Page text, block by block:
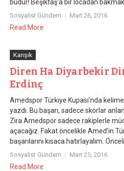
budur! Beşiktaş’a bir locadan bakmak
Sosyalist Gündem Mart 26, 2016
Read More
Karışık
Diren Ha Diyarbekir
Erdinç
Amedspor Türkiye Kupası’nda
yazdı. Bu başarı, sadece skorlar
Zira Amedspor sadece rakiplerle
açacağız. Fakat öncelikle Amed’in
başarılarını kısaca hatırlayalım.
Sosyalist Gündem Mart 25, 2016
Read More